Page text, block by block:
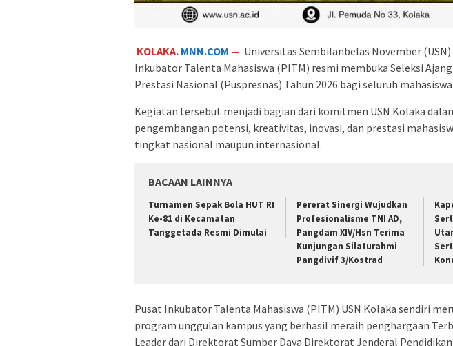
KOLAKA. MNN.COM — Universitas Sembilanbelas November
Inkubator Talenta Mahasiswa (PITM) resmi membuka Seleksi
Prestasi Nasional (Puspresnas) Tahun 2026 bagi seluruh
Kegiatan tersebut menjadi bagian dari komitmen USN Kolaka
pengembangan potensi, kreativitas, inovasi, dan prestasi
tingkat nasional maupun internasional.
BACAAN LAINNYA
Turnamen Sepak Bola HUT RI
Ke-81 di Kecamatan
Tanggetada Resmi Dimulai
Pererat Sinergi Wujudkan
Profesionalisme TNI AD,
Pangdam XIV/Hsn Terima
Kunjungan Silaturahmi
Pangdivif 3/Kostrad
Pusat Inkubator Talenta Mahasiswa (PITM) USN Kolaka sendiri
program unggulan kampus yang berhasil meraih penghargaan
Leader dari Direktorat Sumber Daya Direktorat Jenderal